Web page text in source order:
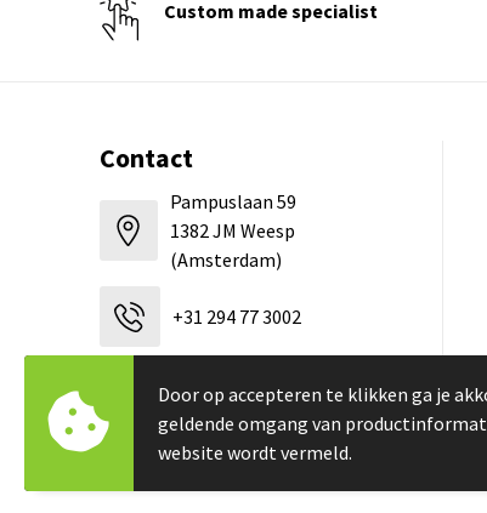
Custom made specialist
Contact
Pampuslaan 59
1382 JM Weesp
(Amsterdam)
+31 294 77 3002
verkoop@tbtb.nl
Contacteer ons
Door op accepteren te klikken ga je
geldende omgang van
website wordt vermeld.